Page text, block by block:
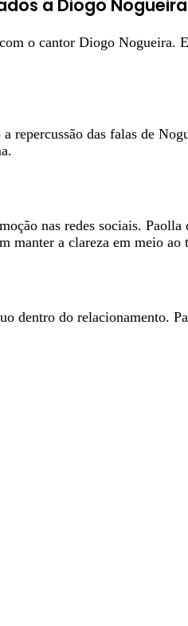
a Diogo Nogueira
o cantor Diogo Nogueira.
das falas de
nas redes sociais. Paolla
manter a clareza em meio
do relacionamento.